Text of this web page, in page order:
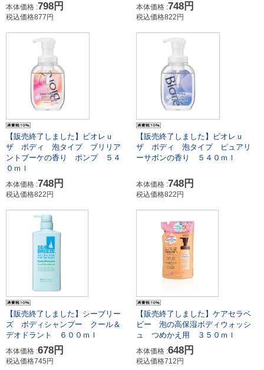
本体価格 :798円
税込価格877円
本体価格 :748円
税込価格822円
【販売終了しました】ビオレｕ
ザ ボディ 泡タイプ ブリリア
ントブーケの香り ポンプ ５４
０ｍｌ
本体価格 :748円
税込価格822円
【販売終了しました】ビオレｕ
ザ ボディ 泡タイプ ピュアリ
ーサボンの香り ５４０ｍｌ
本体価格 :748円
税込価格822円
【販売終了しました】シーブリー
ズ ボディシャンプー クール＆
デオドラント ６００ｍｌ
本体価格 :678円
税込価格745円
【販売終了しました】ケアセラベ
ビー 泡の高保湿ボディウォッシ
ュ つめかえ用 ３５０ｍｌ
本体価格 :648円
税込価格712円